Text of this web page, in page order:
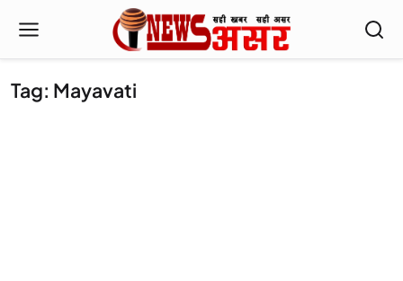
Tag: Mayavati